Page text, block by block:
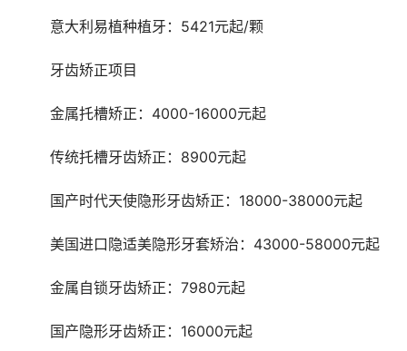
	意大利易植种植牙：5421元起/颗
	牙齿矫正项目
	金属托槽矫正：4000-16000元起
	传统托槽牙齿矫正：8900元起
	国产时代天使隐形牙齿矫正：18000-38000元起
	美国进口隐适美隐形牙套矫治：43000-58000元起
	金属自锁牙齿矫正：7980元起
	国产隐形牙齿矫正：16000元起